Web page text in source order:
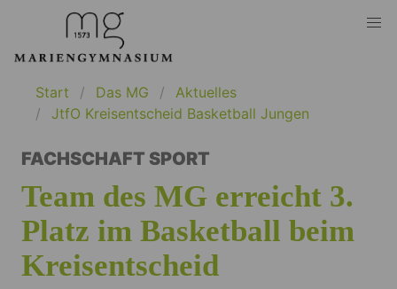
Start Das MG
Aktuelles
JtfO Kreisentscheid Basketball Jungen
FACHSCHAFT SPORT
Team des MG erreicht 3.
Platz im Basketball beim
Kreisentscheid